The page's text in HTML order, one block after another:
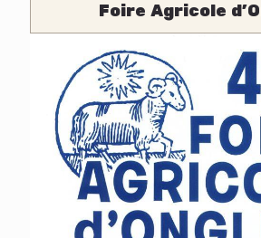
Foire Agricole